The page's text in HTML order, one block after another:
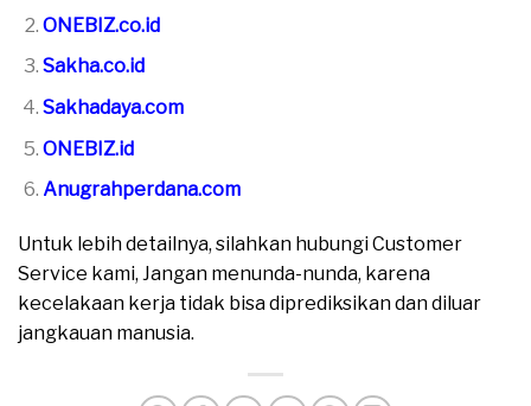
ONEBIZ.co.id
Sakha.co.id
Sakhadaya.com
ONEBIZ.id
Anugrahperdana.com
Untuk lebih detailnya, silahkan hubungi Customer
Service kami, Jangan menunda-nunda, karena
kecelakaan kerja tidak bisa diprediksikan dan diluar
jangkauan manusia.